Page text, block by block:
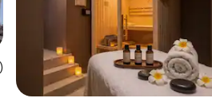
점 만점), 후기 343개